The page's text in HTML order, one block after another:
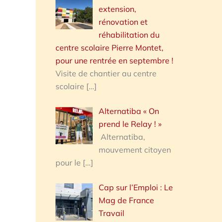
extension,
rénovation et
réhabilitation du
centre scolaire Pierre Montet,
pour une rentrée en septembre !
Visite de chantier au centre
scolaire […]
Alternatiba « On
prend le Relay ! »
Alternatiba,
mouvement citoyen
pour le […]
Cap sur l’Emploi : Le
Mag de France
Travail